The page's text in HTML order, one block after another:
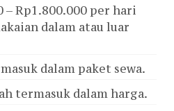
– Rp1.800.000 per hari
dalam atau luar
dalam paket sewa.
termasuk dalam harga.